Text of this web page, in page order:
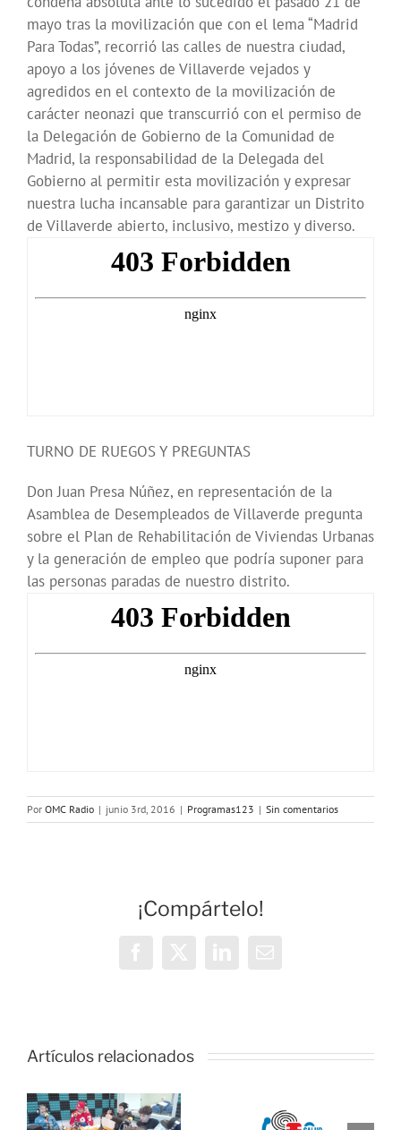
mayo tras la movilización que con el lema “Madrid
Para Todas”, recorrió las calles de nuestra ciudad,
apoyo a los jóvenes de Villaverde vejados y
agredidos en el contexto de la movilización de
carácter neonazi que transcurrió con el permiso de
la Delegación de Gobierno de la Comunidad de
Madrid, la responsabilidad de la Delegada del
Gobierno al permitir esta movilización y expresar
nuestra lucha incansable para garantizar un Distrito
de Villaverde abierto, inclusivo, mestizo y diverso.
TURNO DE RUEGOS Y PREGUNTAS
Don Juan Presa Núñez, en representación de la
Asamblea de Desempleados de Villaverde pregunta
sobre el Plan de Rehabilitación de Viviendas Urbanas
y la generación de empleo que podría suponer para
las personas paradas de nuestro distrito.
Por OMC Radio | junio 3rd, 2016 | Programas123 | Sin comentarios
¡Compártelo!
Artículos relacionados
Onda Salud:
lanza